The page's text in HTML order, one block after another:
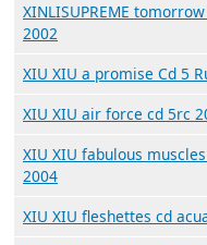
XINLISUPREME
2002
XIU XIU a promise Cd 5
XIU XIU air force cd 5rc
XIU XIU fabulous
2004
XIU XIU fleshettes cd